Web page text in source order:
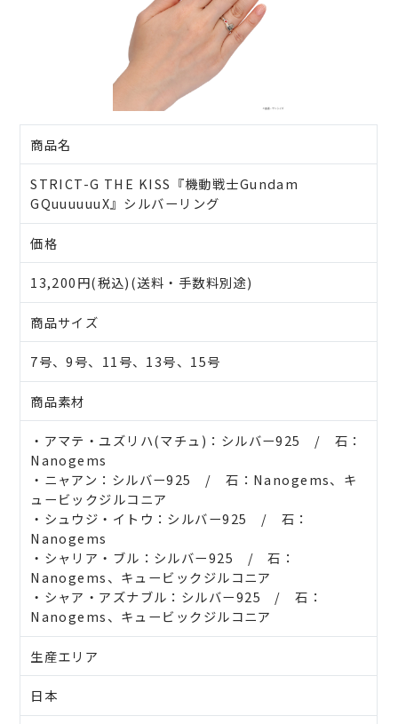
商品名
STRICT-G THE KISS『機動戦士Gundam
GQuuuuuuX』シルバーリング
価格
13,200円(税込)(送料・手数料別途)
商品サイズ
7号、9号、11号、13号、15号
商品素材
・アマテ・ユズリハ(マチュ)：シルバー925 / 石：
Nanogems
・ニャアン：シルバー925 / 石：Nanogems、キ
ュービックジルコニア
・シュウジ・イトウ：シルバー925 / 石：
Nanogems
・シャリア・ブル：シルバー925 / 石：
Nanogems、キュービックジルコニア
・シャア・アズナブル：シルバー925 / 石：
Nanogems、キュービックジルコニア
生産エリア
日本